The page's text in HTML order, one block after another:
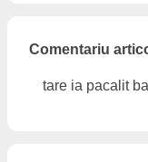
Comentariu
tare ia pacalit